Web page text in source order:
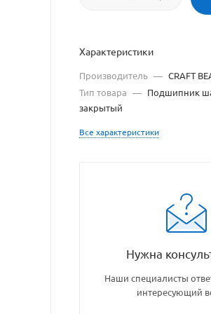
Характеристики
Производитель — CRAFT
Тип товара — Подшипник
закрытый
Все характеристики
Нужна
Наши специалисты
интересующий